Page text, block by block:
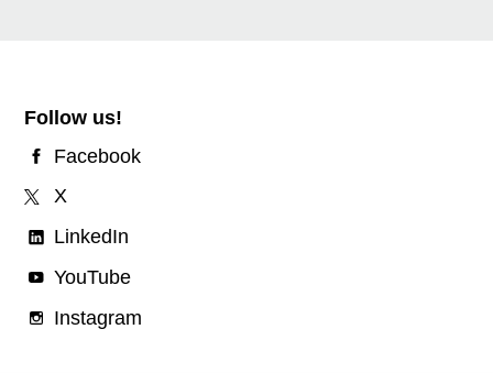
Follow us!
Facebook
X
LinkedIn
YouTube
Instagram